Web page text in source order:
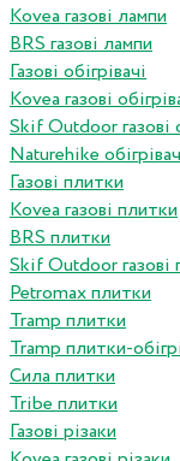
Kovea газові лампи
BRS газові лампи
Газові обігрівачі
Kovea газові
Skif Outdoor газові
Naturehike
Газові плитки
Kovea газові плитки
BRS плитки
Skif Outdoor газові
Petromax плитки
Tramp плитки
Tramp плитки-
Сила плитки
Tribe плитки
Газові різаки